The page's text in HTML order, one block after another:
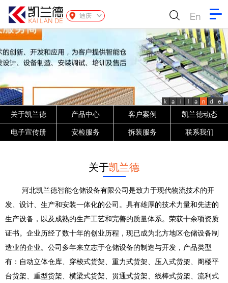
迪庆 En
k a i l a n d e
关于凯兰德 产品中心 客户案例 凯兰德动态
电子宣传册 安检服务 拆装服务 联系我们
关于凯兰德
河北凯兰德智能仓储设备有限公司是致力于现代物流技术的开
发、设计、生产和安装一体化的公司。具有雄厚的技术力量和先进的
生产设备，以及成熟的生产工艺和完善的质量体系。荣获十余项资质
证书。企业历经了数十年的创业历程，现已成为北方地区仓储设备制
造业的企业。公司多年来立志于仓储设备的制造与开发，产品类型
有：自动立体仓库、穿梭式货架、重力式货架、压入式货架、阁楼平
台货架、重型货架、横梁式货架、贯通式货架、线棒式货架、流利式